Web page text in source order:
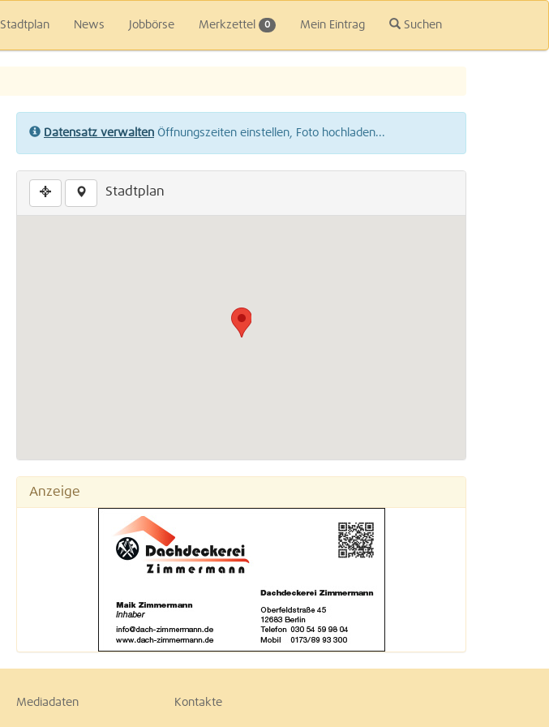
Stadtplan News Jobbörse Merkzettel 0 Mein Eintrag Suchen
Datensatz verwalten Öffnungszeiten einstellen, Foto hochladen...
Stadtplan
Anzeige
Mediadaten
Kontakte